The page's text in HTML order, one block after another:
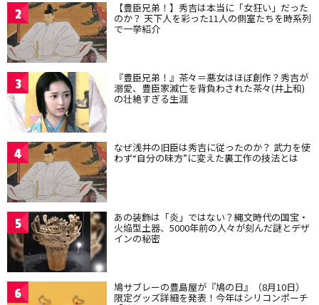
2 【豊臣兄弟！】秀吉は本当に「女狂い」だった
のか？ 天下人を彩った11人の側室たちを時系列
で一挙紹介
3 『豊臣兄弟！』茶々＝悪女はほぼ創作？秀吉が
溺愛、豊臣家滅亡を背負わされた茶々(井上和)
の壮絶すぎる生涯
4 なぜ浅井の旧臣は秀吉に従ったのか？ 武力を使
わず“自分の味方”に変えた裏工作の技法とは
5 あの装飾は「炎」ではない？縄文時代の国宝・
火焔型土器、5000年前の人々が刻んだ謎とデザ
インの秘密
6 鳩サブレーの豊島屋が『鳩の日』（8月10日）
限定グッズ詳細を発表！今年はシリコンポーチ